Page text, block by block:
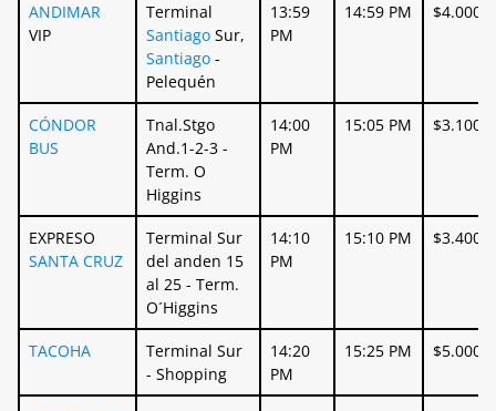
ANDIMAR
VIP
Terminal
Santiago Sur,
Santiago -
Pelequén
13:59
PM
14:59 PM $4.000
CÓNDOR
BUS
Tnal.Stgo
And.1-2-3 -
Term. O
Higgins
14:00
PM
15:05 PM $3.100
EXPRESO
SANTA CRUZ
Terminal Sur
del anden 15
al 25 - Term.
O´Higgins
14:10
PM
15:10 PM $3.400
TACOHA
Terminal Sur
- Shopping
14:20
PM
15:25 PM $5.000